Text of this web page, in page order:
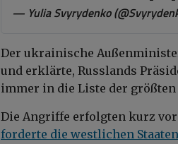
— Yulia Svyrydenko
Der ukrainische
und erklärte, Russlands
immer in die Liste der größten
Die Angriffe erfolgten kurz
forderte die westlichen